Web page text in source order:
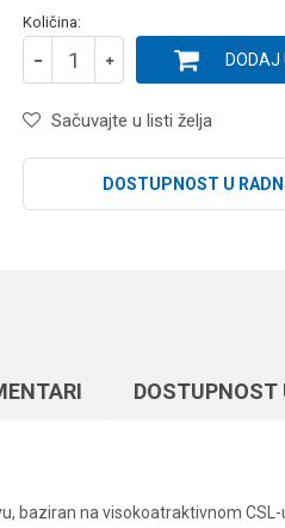
Količina:
DODAJ
Sačuvajte u listi želja
DOSTUPNOST U
baziran na visokoatraktivnom